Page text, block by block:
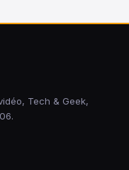
Tech & Geek,